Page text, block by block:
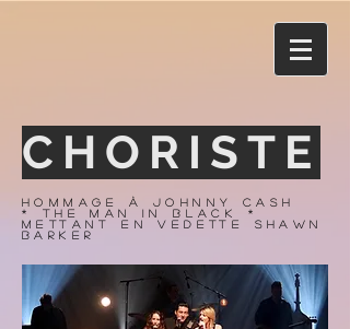
CHORISTE
hommage à johnny cash
* the man in black *
mettant en vedette shawn
barker